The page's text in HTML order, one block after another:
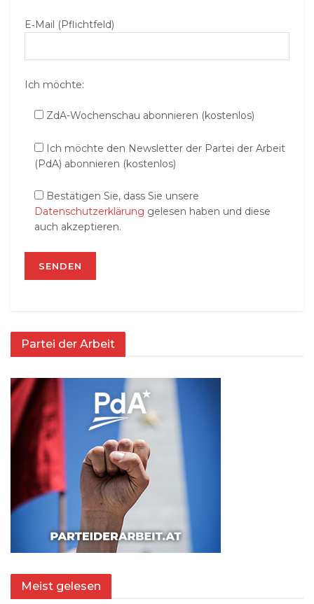
E‑Mail (Pflichtfeld)
Ich möchte:
ZdA-Wochenschau abonnieren (kostenlos)
Ich möchte den Newsletter der Partei der Arbeit
(PdA) abonnieren (kostenlos)
Bestätigen Sie, dass Sie unsere
Datenschutzerklärung gelesen haben und diese
auch akzeptieren.
Partei der Arbeit
Meist gelesen